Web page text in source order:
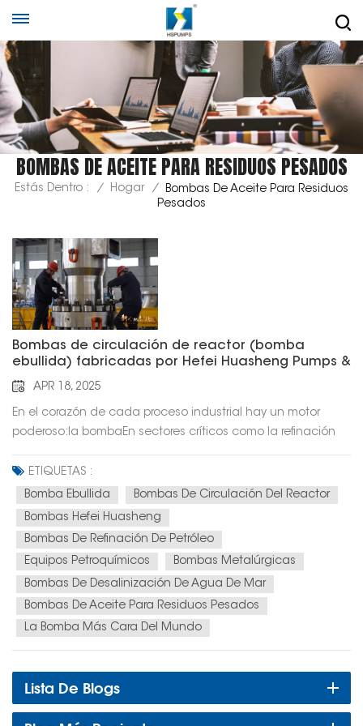
BOMBAS DE ACEITE PARA RESIDUOS PESADOS
Estás Dentro : / Hogar /
Bombas De Aceite Para Residuos
Pesados
Bombas de circulación de reactor (bomba
ebullida) fabricadas por Hefei Huasheng Pumps &
Valves
APR 18, 2025
En el corazón de cada proceso industrial hay un motor
poderoso:la bombaEn sectores críticos como la refinación
de petróleo, la petroquímica, la metalurgia y la
desalinización de agua de mar, las soluciones de bombeo
fiables y eficientes son indispensables. Uno de estos
equipos vitales es el... bomba de circulación del reactor,
también conocida en la industria como “bomba ebullida”,
un actor clave en la transformación del petróleo residual
pesado en combustibles limpios. Hefei Huasheng Pumps &
Valves Co., Ltd. se ha dedicado a la investigación
tecnológica exhaustiva y al desarrollo de productos,
siguiendo la senda de la especialización, el
productos de sustitución de importaciones, incluyendo
turbinas hidráulicas y bombas de flujo axial para reactores
ETIQUETAS :
Bomba Ebullida
Bombas De Circulación Del Reactor
Bombas Hefei Huasheng
Bombas De Refinación De Petróleo
Equipos Petroquímicos
Bombas Metalúrgicas
Bombas De Desalinización De Agua De Mar
Bombas De Aceite Para Residuos Pesados
La Bomba Más Cara Del Mundo
Lista De Blogs